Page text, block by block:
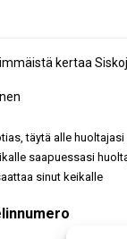
kertaa
täytä alle
saapuessasi
sinut keikalle